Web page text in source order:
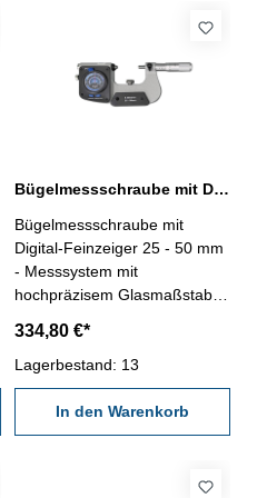
Bügelmessschraube mit Digital-Feinzeiger 25 - 50 mm Messbereich
Bügelmessschraube mit
Digital-Feinzeiger 25 - 50 mm
- Messsystem mit
hochpräzisem Glasmaßstab-
0,04 mm, Ablesung 0,0005
mm - Wiederholgenauigkeit
0,001 mm - Messspindel Ø
6,5 mm mit HM-Messflächen -
Messtrommel mattverchromt-
Batterie (ladbar über USB-
334,80 €*
Lagerbestand: 13
In den Warenkorb